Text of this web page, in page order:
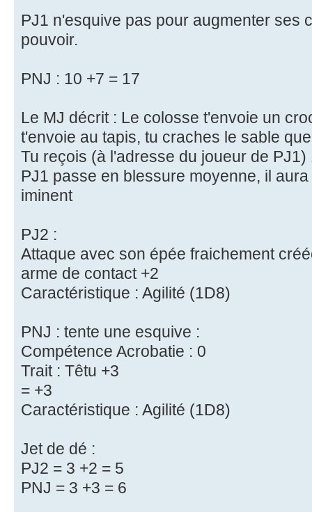
PJ1 n'esquive pas pour augmenter ses
pouvoir.
PNJ : 10 +7 = 17
Le MJ décrit : Le colosse t'envoie un
t'envoie au tapis, tu craches le sable
Tu reçois (à l'adresse du joueur de PJ1)
PJ1 passe en blessure moyenne, il
iminent
PJ2 :
Attaque avec son épée fraichement
arme de contact +2
Caractéristique : Agilité (1D8)
PNJ : tente une esquive :
Compétence Acrobatie : 0
Trait : Têtu +3
= +3
Caractéristique : Agilité (1D8)
Jet de dé :
PJ2 = 3 +2 = 5
PNJ = 3 +3 = 6